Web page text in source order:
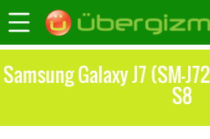
Samsung Galaxy J7 (SM-
S8